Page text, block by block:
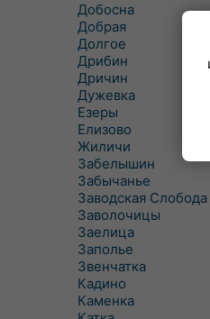
Добосна
Добрая
Долгое
Дрибин
Дричин
Дужевка
Езеры
Елизово
Жиличи
Забелышин
Забычанье
Заводская Слобода
Заволочицы
Заелица
Заполье
Звенчатка
Кадино
Каменка